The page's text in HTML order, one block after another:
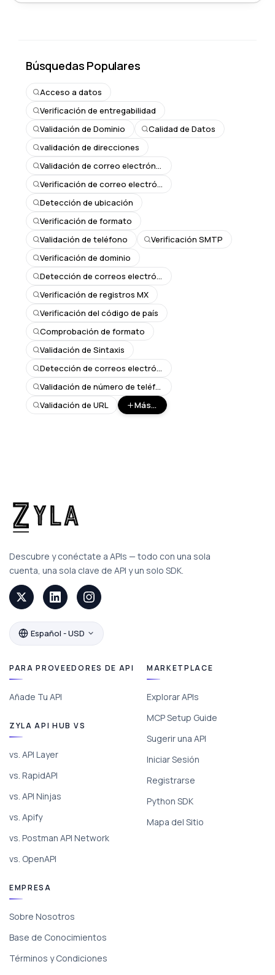
Búsquedas Populares
Acceso a datos
Verificación de entregabilidad
Validación de Dominio
Calidad de Datos
validación de direcciones
Validación de correo electrónico
Verificación de correo electrónico
Detección de ubicación
Verificación de formato
Validación de teléfono
Verificación SMTP
Verificación de dominio
Detección de correos electrónicos falsos
Verificación de registros MX
Verificación del código de país
Comprobación de formato
Validación de Sintaxis
Detección de correos electrónicos desechables
Validación de número de teléfono
Validación de URL
Más...
Descubre y conéctate a APIs — todo con una sola
cuenta, una sola clave de API y un solo SDK.
Español - USD
PARA PROVEEDORES DE API
Añade Tu API
ZYLA API HUB VS
vs. API Layer
vs. RapidAPI
vs. API Ninjas
vs. Apify
vs. Postman API Network
vs. OpenAPI
MARKETPLACE
Explorar APIs
MCP Setup Guide
Sugerir una API
Iniciar Sesión
Registrarse
Python SDK
Mapa del Sitio
EMPRESA
Sobre Nosotros
Base de Conocimientos
Términos y Condiciones